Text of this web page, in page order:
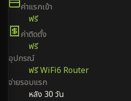
ค่าแรกเข้า
ฟรี
ค่าติดตั้ง
ฟรี
อุปกรณ์
ฟรี WiFi6 Router
จ่ายรอบแรก
หลัง 30 วัน